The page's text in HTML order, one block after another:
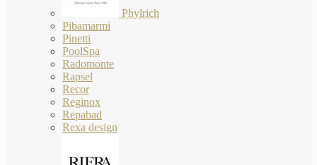
Phylrich
Pibamarmi
Pinetti
PoolSpa
Radomonte
Rapsel
Recor
Reginox
Repabad
Rexa design